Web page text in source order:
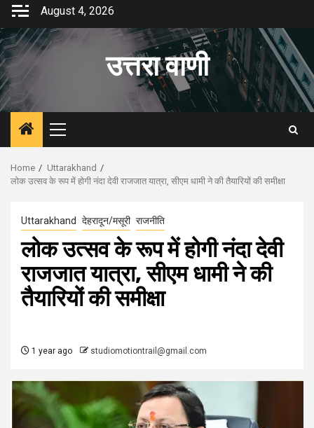
Skip
content
August 4, 2026
उत्तरा वाणी
Primary
Menu
Home
Uttarakhand
लोक उत्सव के रूप में होगी नंदा देवी राजजात यात्रा, सीएम धामी ने की तैयारियों की समीक्षा
Uttarakhand देहरादून/मसूरी राजनीति
लोक उत्सव के रूप में होगी नंदा देवी
राजजात यात्रा, सीएम धामी ने की
तैयारियों की समीक्षा
1 year ago studiomotiontrail@gmail.com